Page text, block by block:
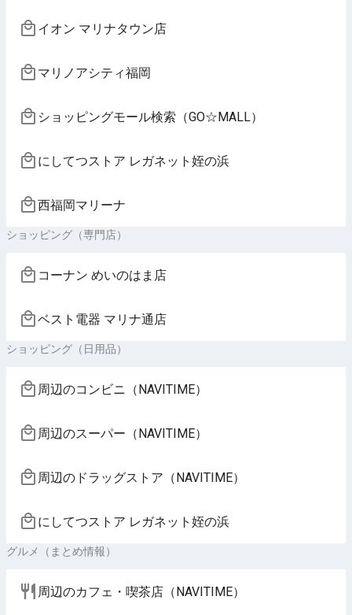
イオン マリナタウン店
マリノアシティ福岡
ショッピングモール検索（GO☆MALL）
にしてつストア レガネット姪の浜
西福岡マリーナ
ショッピング（専門店）
コーナン めいのはま店
ベスト電器 マリナ通店
ショッピング（日用品）
周辺のコンビニ（NAVITIME）
周辺のスーパー（NAVITIME）
周辺のドラッグストア（NAVITIME）
にしてつストア レガネット姪の浜
グルメ（まとめ情報）
周辺のカフェ・喫茶店（NAVITIME）